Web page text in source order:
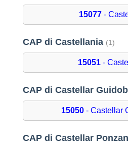
15077-
CAP di Castellania (1)
15051 -
CAP di Castellar
15050 - Castellar
CAP di Castellar